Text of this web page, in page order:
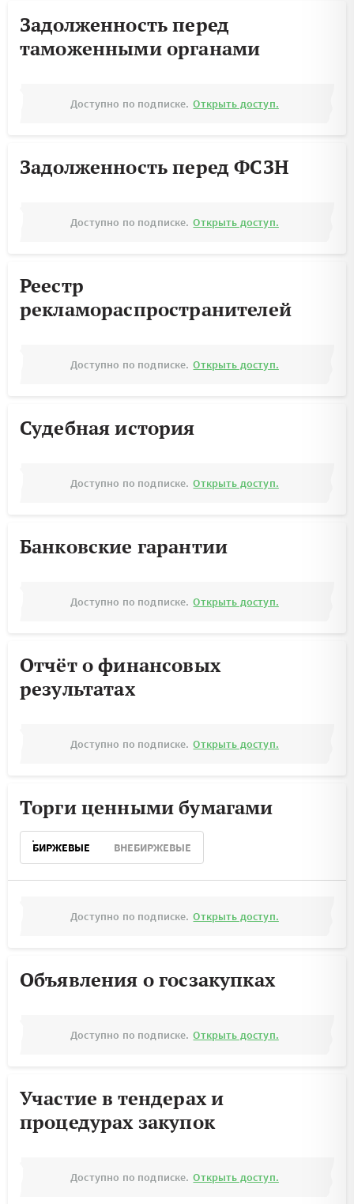
Задолженность перед
таможенными органами
Доступно по подписке. Открыть доступ.
Задолженность перед ФСЗН
Доступно по подписке. Открыть доступ.
Реестр
рекламораспространителей
Доступно по подписке. Открыть доступ.
Судебная история
Доступно по подписке. Открыть доступ.
Банковские гарантии
Доступно по подписке. Открыть доступ.
Отчёт о финансовых
результатах
Доступно по подписке. Открыть доступ.
Торги ценными бумагами
БИРЖЕВЫЕ ВНЕБИРЖЕВЫЕ
Доступно по подписке. Открыть доступ.
Объявления о госзакупках
Доступно по подписке. Открыть доступ.
Участие в тендерах и
процедурах закупок
Доступно по подписке. Открыть доступ.